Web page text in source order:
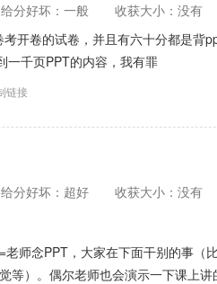
给分好坏：一般
收获大小：没有
开卷的试卷，并且有六十分都是背
一千页PPT的内容，我有罪
链接
给分好坏：超好
收获大小：没有
师念PPT，大家在下面干别的事（
等）。偶尔老师也会演示一下课上